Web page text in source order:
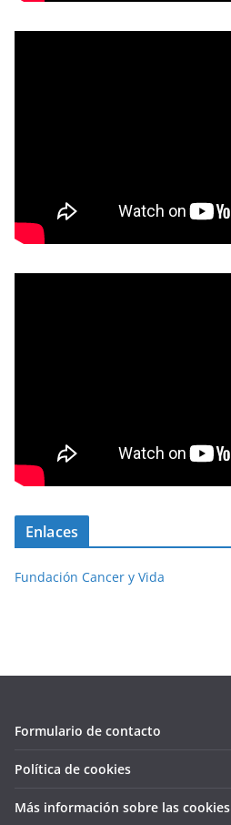
Enlaces
Fundación Cancer y Vida
Formulario de contacto
Política de cookies
Más información sobre las cookies